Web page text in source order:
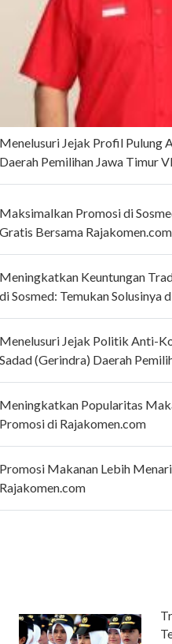
Jejak Profil Pulung
Pemilihan Jawa Timur VI
Promosi di
Bersama Rajakomen.com
Keuntungan
Sosmed: Temukan Solusinya
Jejak Politik Anti-
(Gerindra) Daerah
Popularitas
di Rajakomen.com
Makanan Lebih